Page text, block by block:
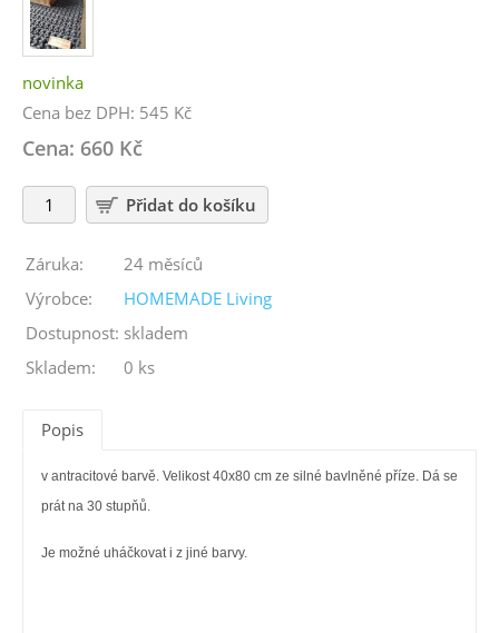
novinka
Cena bez DPH: 545 Kč
Cena: 660 Kč
Záruka:
24 měsíců
Výrobce:
HOMEMADE Living
Dostupnost: skladem
Skladem:
0 ks
Popis
v antracitové barvě. Velikost 40x80 cm ze silné bavlněné příze. Dá se
prát na 30 stupňů.
Je možné uháčkovat i z jiné barvy.